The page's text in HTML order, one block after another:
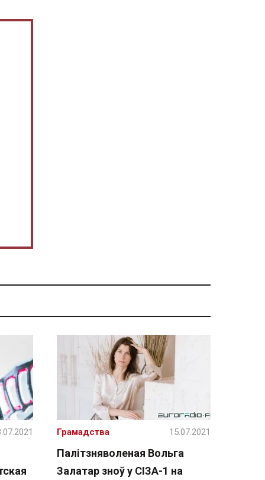
Палітзняволеная Вольга
Залатар зноў у СІЗА-1 на
Грамадства 15.07.2021